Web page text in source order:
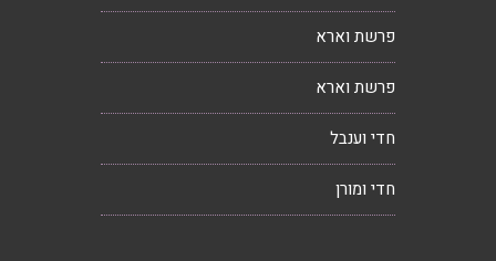
פרשת וארא
פרשת וארא
חדי וענבל
חדי ומורן